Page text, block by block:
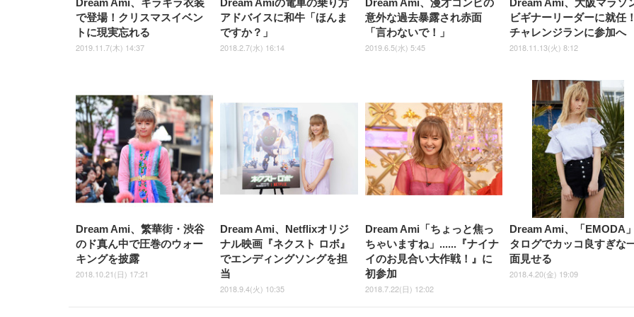
で登場！クリスマスイベン
トに現実忘れる
2019.11.7(木) 14:37
アドバイスに和牛「ほんま
ですか？」
2018.2.7(水) 16:14
意外な過去暴露され赤面
「言わないで！」
2019.6.5(水) 5:45
ビギナーリーダーに就任！
チャレンジランに参加へ
2018.11.13(火) 8:12
Dream Ami、繁華街・渋谷
のド真ん中で圧巻のウォー
キングを披露
2018.10.21(日) 17:21
Dream Ami、Netflixオリジ
ナル映画『ネクスト ロボ』
でエンディングソングを担
当
2018.9.4(火) 10:35
Dream Ami「ちょっと焦っ
ちゃいますね」......『ナイナ
イのお見合い大作戦！』に
初参加
2018.7.22(日) 12:02
Dream Ami、「EMODA
タログでカッコ良すぎな
面見せる
2018.4.20(金) 19:09